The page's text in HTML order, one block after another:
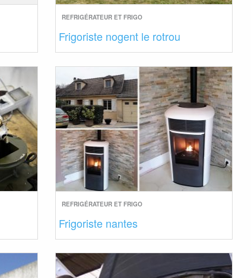
REFRIGÉRATEUR ET FRIGO
Frigoriste nogent le rotrou
REFRIGÉRATEUR ET FRIGO
Frigoriste nantes